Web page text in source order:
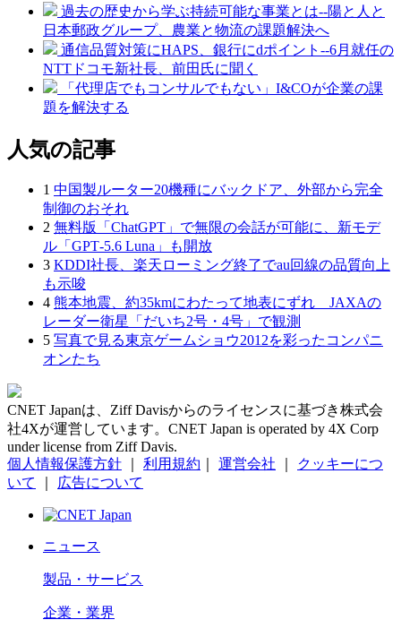
過去の歴史から学ぶ持続可能な事業とは--陽と人と
日本郵政グループ、農業と物流の課題解決へ
通信品質対策にHAPS、銀行にdポイント--6月就任の
NTTドコモ新社長、前田氏に聞く
「代理店でもコンサルでもない」I&COが企業の課
題を解決する
人気の記事
1 中国製ルーター20機種にバックドア、外部から完全
制御のおそれ
2 無料版「ChatGPT」で無限の会話が可能に、新モデ
ル「GPT‑5.6 Luna」も開放
3 KDDI社長、楽天ローミング終了でau回線の品質向上
も示唆
4 熊本地震、約35kmにわたって地表にずれ JAXAの
レーダー衛星「だいち2号・4号」で観測
5 写真で見る東京ゲームショウ2012を彩ったコンパニ
オンたち
CNET Japanは、Ziff Davisからのライセンスに基づき株式会
社4Xが運営しています。CNET Japan is operated by 4X Corp
under license from Ziff Davis.
個人情報保護方針
利用規約 運営会社
クッキーにつ
いて
広告について
ニュース
製品・サービス
企業・業界